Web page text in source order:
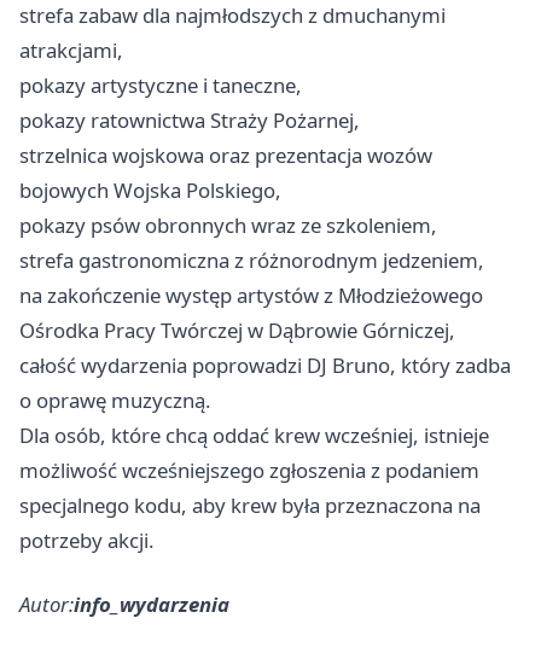
strefa zabaw dla najmłodszych z dmuchanymi
atrakcjami,
pokazy artystyczne i taneczne,
pokazy ratownictwa Straży Pożarnej,
strzelnica wojskowa oraz prezentacja wozów
bojowych Wojska Polskiego,
pokazy psów obronnych wraz ze szkoleniem,
strefa gastronomiczna z różnorodnym jedzeniem,
na zakończenie występ artystów z Młodzieżowego
Ośrodka Pracy Twórczej w Dąbrowie Górniczej,
całość wydarzenia poprowadzi DJ Bruno, który zadba
o oprawę muzyczną.
Dla osób, które chcą oddać krew wcześniej, istnieje
możliwość wcześniejszego zgłoszenia z podaniem
specjalnego kodu, aby krew była przeznaczona na
potrzeby akcji.
Autor:info_wydarzenia